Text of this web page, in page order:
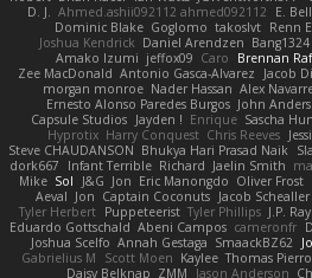
D. J. Ahmed.ashii092112 ahmed092112 E.
Dominic Blake Goglomo takoslvt Renn
Joshua Kendrick Daniel Arendzen Bang1324
Amako Izumi jeffox09 Caro Brennan
Zee MacDonald Antonio Gasca-Alvarez Jacob
morgan monroe Nader Hassan Alex
Ernesto Alonso Paredes Burgos John
Capsule Studios Jayden ! Enrique Sascha
Hyprotix Harry Conquest Chris Reeves
Steve CHAUDANSON Bhukya Hari Prasad Naik
dork667
Infant Terrible Richard Jaelin Smith
Mike Sol J&G Jon Eric Manongdo Oliver Frost
Aeval Jon Captain Coconuts Jacob Schealler
Tyler Herbert Puppeteerist Tyler Phillips J.P.
Eduardo Gottschald Abeni Campos cameronfr
Joshua Scelfo Annah Gestaga SmaackBZ62
Gabrielius M
Scott Moen Kaylee Thomas Pierro
Daisy Belknap ZMM Jason Anderson